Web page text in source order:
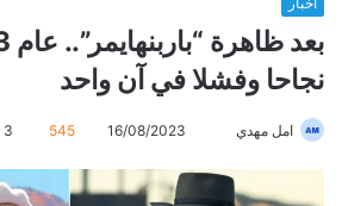
نجاحا وفشلا في آن واحد
امل مهدي 16/08/2023
545